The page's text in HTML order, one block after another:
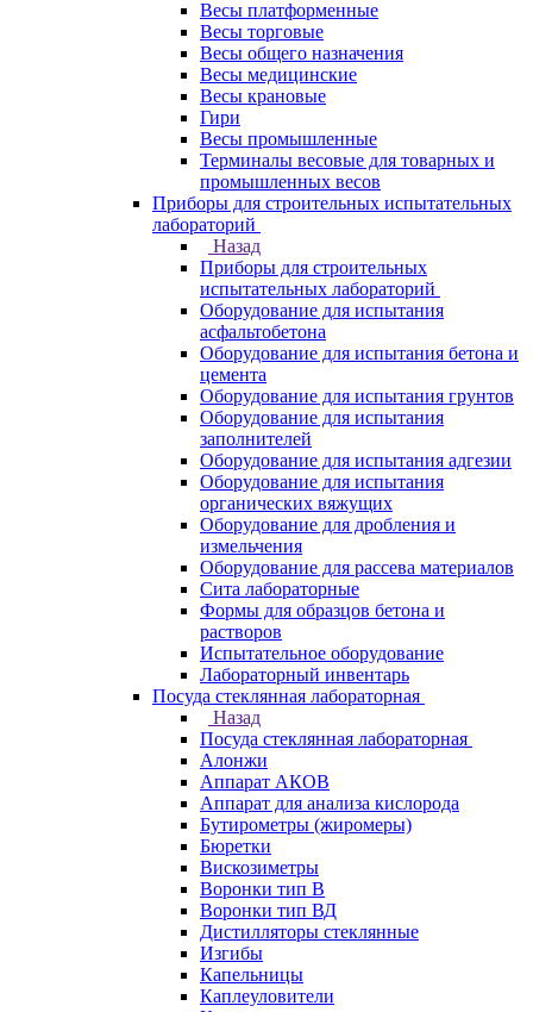
Весы платформенные
Весы торговые
Весы общего назначения
Весы медицинские
Весы крановые
Гири
Весы промышленные
Терминалы весовые для товарных и
промышленных весов
Приборы для строительных испытательных
лабораторий
Назад
Приборы для строительных
испытательных лабораторий
Оборудование для испытания
асфальтобетона
Оборудование для испытания бетона и
цемента
Оборудование для испытания грунтов
Оборудование для испытания
заполнителей
Оборудование для испытания адгезии
Оборудование для испытания
органических вяжущих
Оборудование для дробления и
измельчения
Оборудование для рассева материалов
Сита лабораторные
Формы для образцов бетона и
растворов
Испытательное оборудование
Лабораторный инвентарь
Посуда стеклянная лабораторная
Назад
Посуда стеклянная лабораторная
Алонжи
Аппарат АКОВ
Аппарат для анализа кислорода
Бутирометры (жиромеры)
Бюретки
Вискозиметры
Воронки тип В
Воронки тип ВД
Дистилляторы стеклянные
Изгибы
Капельницы
Каплеуловители